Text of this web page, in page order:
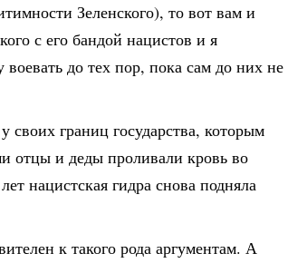
Зеленского), то вот вам и
с его бандой нацистов и я
до тех пор, пока сам до них не
своих границ государства, которым
отцы и деды проливали кровь во
нацистская гидра снова подняла
к такого рода аргументам. А